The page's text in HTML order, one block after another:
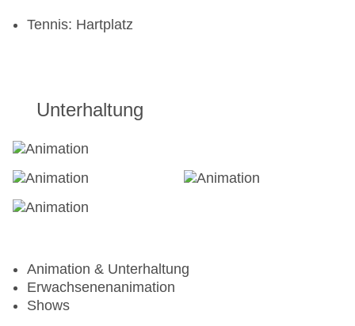
Tennis: Hartplatz
Unterhaltung
Animation & Unterhaltung
Erwachsenenanimation
Shows